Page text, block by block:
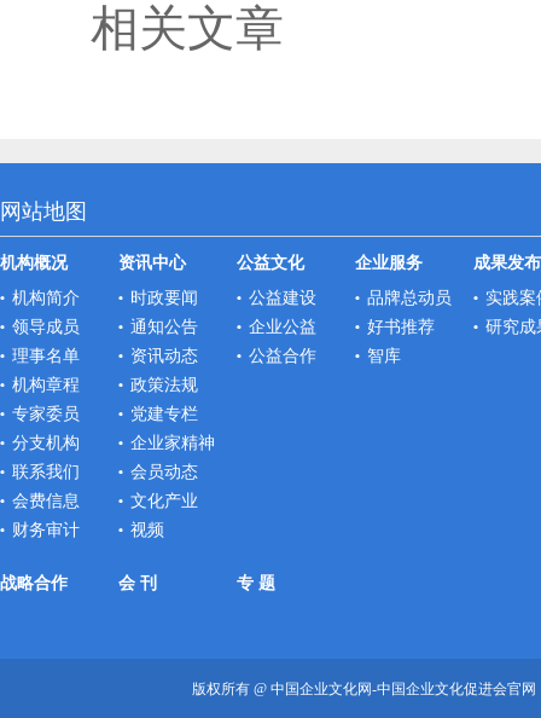
相关文章
网站地图
机构概况
机构简介
领导成员
理事名单
机构章程
专家委员
分支机构
联系我们
会费信息
财务审计
资讯中心
时政要闻
通知公告
资讯动态
政策法规
党建专栏
企业家精神
会员动态
文化产业
视频
公益文化
公益建设
企业公益
公益合作
企业服务
品牌总动员
好书推荐
智库
成果发布
实践案
研究成
战略合作 会 刊 专 题
版权所有 @ 中国企业文化网-中国企业文化促进会官